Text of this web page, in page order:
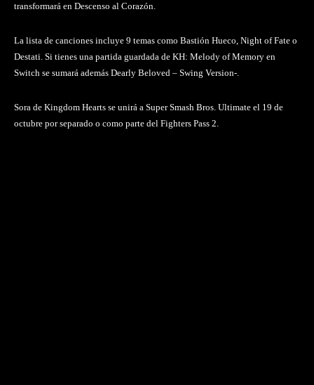
transformará en Descenso al Corazón.
La lista de canciones incluye 9 temas como Bastión Hueco, Night of Fate o
Destati. Si tienes una partida guardada de KH: Melody of Memory en
Switch se sumará además Dearly Beloved – Swing Version-.
Sora de Kingdom Hearts se unirá a Super Smash Bros. Ultimate el 19 de
octubre por separado o como parte del Fighters Pass 2.